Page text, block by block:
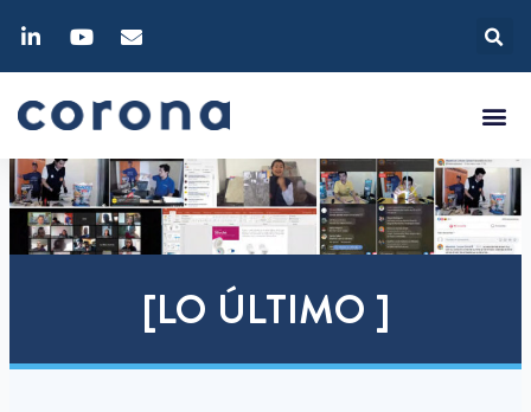
[LO ÚLTIMO ]